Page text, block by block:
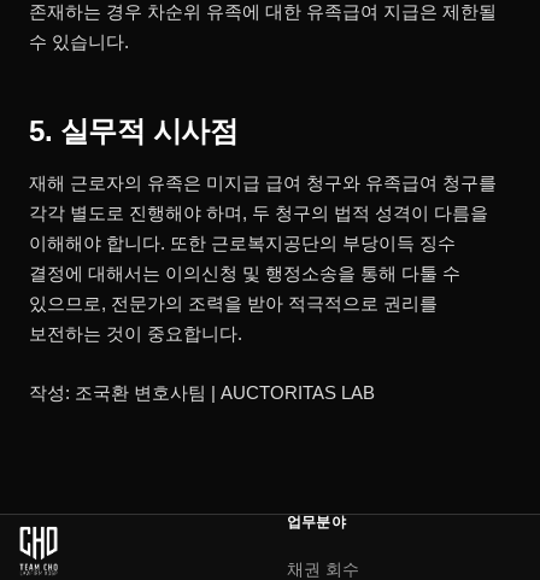
존재하는 경우 차순위 유족에 대한 유족급여 지급은 제한될
수 있습니다.
5. 실무적 시사점
재해 근로자의 유족은 미지급 급여 청구와 유족급여 청구를
각각 별도로 진행해야 하며, 두 청구의 법적 성격이 다름을
이해해야 합니다. 또한 근로복지공단의 부당이득 징수
결정에 대해서는 이의신청 및 행정소송을 통해 다툴 수
있으므로, 전문가의 조력을 받아 적극적으로 권리를
보전하는 것이 중요합니다.
작성: 조국환 변호사팀 | AUCTORITAS LAB
업무분야
채권 회수